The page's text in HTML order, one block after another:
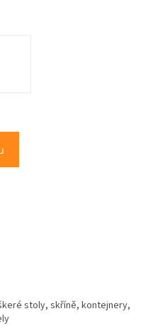
stoly, skříně, kontejnery,